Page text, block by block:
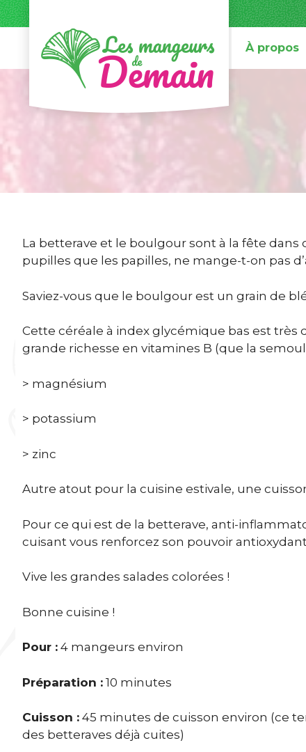
À propos
La betterave et le boulgour sont à la fête
pupilles que les papilles, ne mange-t-on pas
Saviez-vous que le boulgour est un grain de
Cette céréale à index glycémique bas est très
grande richesse en vitamines B (que la
> magnésium
> potassium
> zinc
Autre atout pour la cuisine estivale, une
Pour ce qui est de la betterave, anti-
cuisant vous renforcez son pouvoir
Vive les grandes salades colorées !
Bonne cuisine !
Pour : 4 mangeurs environ
Préparation : 10 minutes
Cuisson : 45 minutes de cuisson environ (ce
des betteraves déjà cuites)